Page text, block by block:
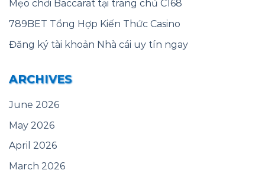
Mẹo chơi Baccarat tại trang chủ C168
789BET Tổng Hợp Kiến Thức Casino
Đăng ký tài khoản Nhà cái uy tín ngay
ARCHIVES
June 2026
May 2026
April 2026
March 2026